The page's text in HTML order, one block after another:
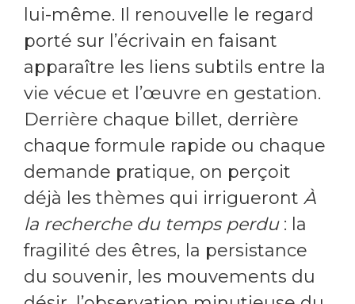
lui-même. Il renouvelle le regard
porté sur l’écrivain en faisant
apparaître les liens subtils entre la
vie vécue et l’œuvre en gestation.
Derrière chaque billet, derrière
chaque formule rapide ou chaque
demande pratique, on perçoit
déjà les thèmes qui irrigueront À
la recherche du temps perdu: la
fragilité des êtres, la persistance
du souvenir, les mouvements du